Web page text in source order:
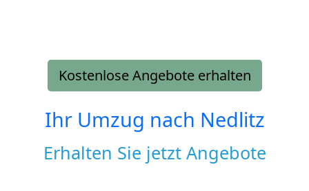
Kostenlose Angebote erhalten
Ihr Umzug nach Nedlitz
Erhalten Sie jetzt Angebote